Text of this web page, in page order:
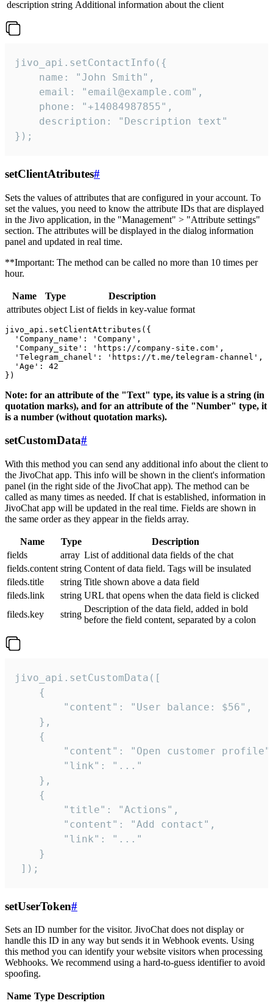
description string Additional information about the client
jivo_api.setContactInfo({
    name: "John Smith",
    email: "email@example.com",
    phone: "+14084987855",
    description: "Description text"
});
setClientAtributes#
Sets the values ​​of attributes that are configured in your account. To
set the values, you need to know the attribute IDs that are displayed
in the Jivo application, in the "Management" > "Attribute settings"
section. The attributes will be displayed in the dialog information
panel and updated in real time.
**Important: The method can be called no more than 10 times per
hour.
Name Type
Description
attributes object List of fields in key-value format
jivo_api.setClientAttributes({
  'Company_name': 'Company',
  'Company_site': 'https://company-site.com',
  'Telegram_chanel': 'https://t.me/telegram-channel',
  'Age': 42
Note: for an attribute of the "Text" type, its value is a string (in
quotation marks), and for an attribute of the "Number" type, it
is a number (without quotation marks).
setCustomData#
With this method you can send any additional info about the client to
the JivoChat app. This info will be shown in the client's information
panel (in the right side of the JivoChat app). The method can be
called as many times as needed. If chat is established, information in
JivoChat app will be updated in the real time. Fields are shown in
the same order as they appear in the fields array.
Name Type
Description
fields
array List of additional data fields of the chat
fields.content string Content of data field. Tags will be insulated
fileds.title
string Title shown above a data field
fileds.link
string URL that opens when the data field is clicked
fileds.key
string
Description of the data field, added in bold
before the field content, separated by a colon
jivo_api.setCustomData([
    {
        "content": "User balance: $56",
    },
    {
"content": "Open customer
        "link": "..."
    },
    {
        "title": "Actions",
        "content": "Add contact",
        "link": "..."
    }
]);
setUserToken#
Sets an ID number for the visitor. JivoChat does not display or
handle this ID in any way but sends it in Webhook events. Using
this method you can identify your website visitors when processing
Webhooks. We recommend using a hard-to-guess identifier to avoid
spoofing.
Name Type Description